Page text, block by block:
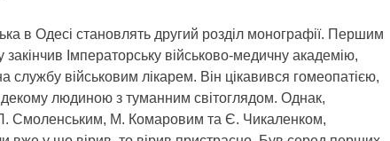
в Одесі становлять другий розділ монографії. Першим
Імператорську військово-медичну академію,
службу військовим лікарем. Він цікавився гомеопатією,
людиною з туманним світоглядом. Однак,
Смоленським, М. Комаровим та Є. Чикаленком,